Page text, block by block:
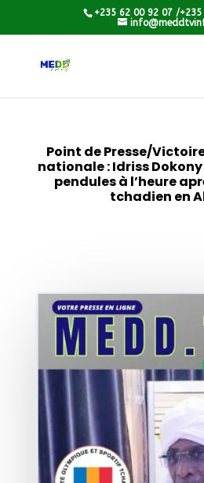
+235 62 00 92 07 /
Point de Presse/
nationale : Idriss
pendules à l’heure
tchadien en